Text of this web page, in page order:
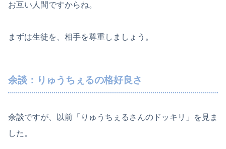
お互い人間ですからね。
まずは生徒を、相手を尊重しましょう。
余談：りゅうちぇるの格好良さ
余談ですが、以前「りゅうちぇるさんのドッキリ」を見ま
した。